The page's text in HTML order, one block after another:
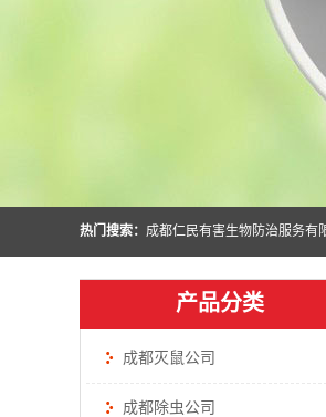
热门搜索：
产品分类
成都灭鼠公司
成都除虫公司